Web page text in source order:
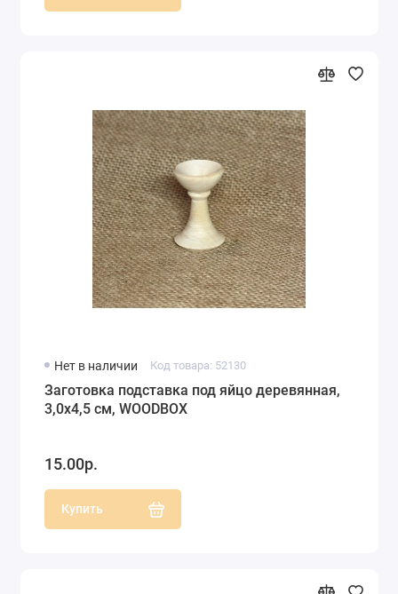
Нет в наличии Код товара: 52130
Заготовка подставка под яйцо деревянная,
3,0х4,5 см, WOODBOX
15.00р.
Купить